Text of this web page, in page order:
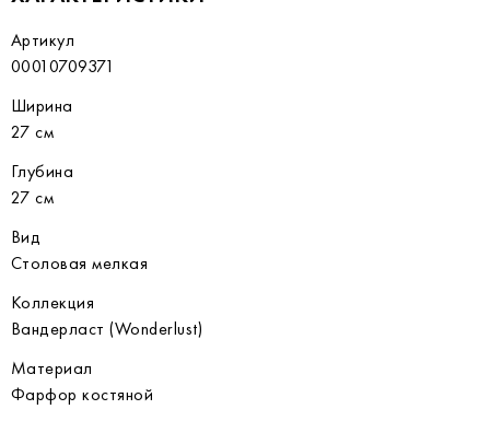
Артикул
00010709371
Ширина
27 см
Глубина
27 см
Вид
Столовая мелкая
Коллекция
Вандерласт (Wonderlust)
Материал
Фарфор костяной